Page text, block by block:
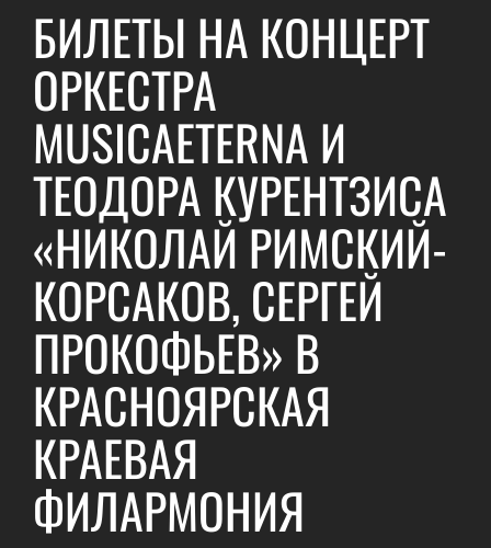
БИЛЕТЫ НА КОНЦЕРТ
ОРКЕСТРА
MUSICAETERNA И
ТЕОДОРА КУРЕНТЗИСА
«НИКОЛАЙ РИМСКИЙ-
КОРСАКОВ, СЕРГЕЙ
ПРОКОФЬЕВ» В
КРАСНОЯРСКАЯ
КРАЕВАЯ
ФИЛАРМОНИЯ